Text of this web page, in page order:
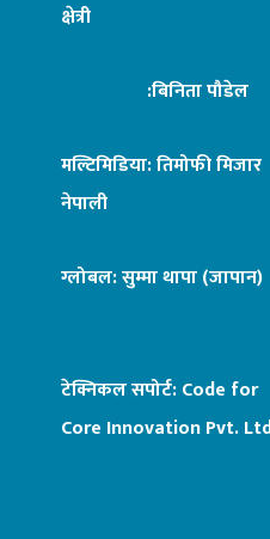
क्षेत्री
:बिनिता पौडेल
मल्टिमिडिया: तिमोफी मिजार
नेपाली
ग्लोबल: सुम्मा थापा (जापान)
टेक्निकल सपोर्ट:Code for
Core Innovation Pvt.